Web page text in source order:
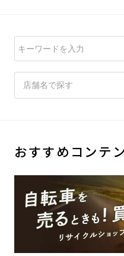
おすすめコンテ